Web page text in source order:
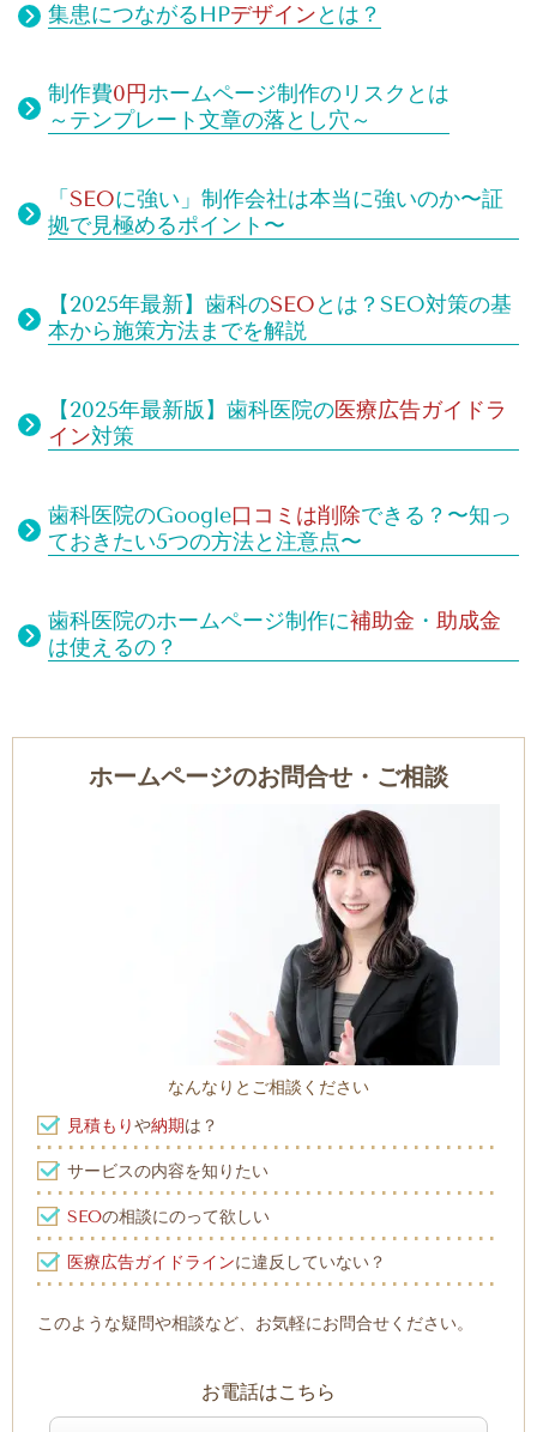
集患につながるHPデザインとは？
制作費0円ホームページ制作のリスクとは
～テンプレート文章の落とし穴～
「 SEOに強い」制作会社は本当に強いのか〜証
拠で見極めるポイント〜
【2025年最新】歯科のSEOとは？SEO対策の基
本から施策方法までを解説
【2025年最新版】歯科医院の医療広告ガイドラ
イン対策
歯科医院のGoogle口コミは削除できる？ 〜知っ
ておきたい5つの方法と注意点〜
歯科医院のホームページ制作に補助金 ・ 助成金
は使えるの？
ホームページのお問合せ・ご相談
なんなりとご相談ください
見積もりや納期は？
サービスの内容を知りたい
SEOの相談にのって欲しい
医療広告ガイドラインに違反していない？
このような疑問や相談など、お気軽にお問合せください。
お電話はこちら